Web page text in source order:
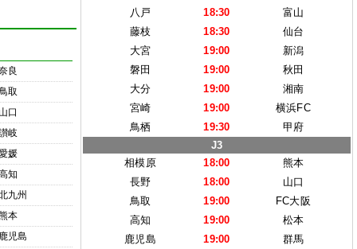
良
取
山口
岐
媛
知
九州
本
鹿児島
八戸
18:30
富山
藤枝
18:30
仙台
大宮
19:00
新潟
磐田
19:00
秋田
大分
19:00
湘南
宮崎
19:00
横浜FC
鳥栖
19:30
甲府
J3
相模原
18:00
熊本
長野
18:00
山口
鳥取
19:00
FC大阪
高知
19:00
松本
鹿児島
19:00 群馬